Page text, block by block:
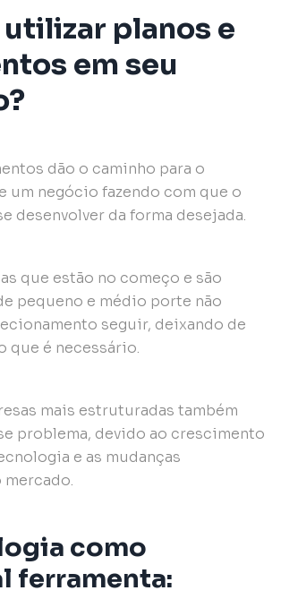
planos e
em seu
dão o caminho para o
um negócio fazendo com que o
desenvolver da forma desejada.
que estão no começo e são
pequeno e médio porte não
seguir, deixando de
que é necessário.
mais estruturadas também
problema, devido ao crescimento
e as mudanças
como
ferramenta: